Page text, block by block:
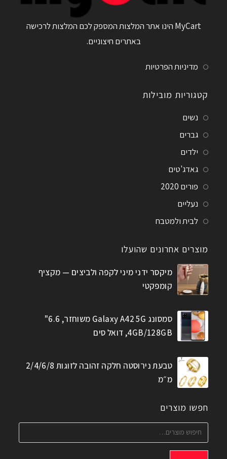
MyCart הינו אתר המלצות המספק לכם המלצות לרכישה
באתרים חיצוניים.
מדיניות הפרטיות
קטגוריות מובילות
נשים
גברים
ילדים
גאדג'טים
פורים 2020
נעליים
לבית ולמטבח
מוצרים אחרונים שהועלו
מיקסר ידני מיני לקפה ולביצים — מקציף
קומפקטי
סמסונג Galaxy A42 5G משוחזר, 6.6"
4GB/128GB, דואל סים
טבעת נירוסטה חלקה זהובה לזוגות 2/4/6/8
מ״מ
חפשו מוצרים